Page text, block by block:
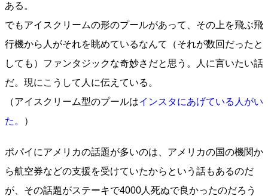
ある。
でもアイスクリームの形のプールがあって、その上を飛ぶ飛
行機から人がそれを眺めているなんて（それが数回だったと
しても）ファンタジックな奇妙さだと思う。人に言いたい話
だ。現にこうして人に伝えている。
（アイスクリーム型のプールはインスタにあげている人がい
た。
）
ポパイにアメリカの話題が多いのは、アメリカの国の機関か
ら航空券などの支援を受けていたからという話もあるのだ
が、その話題がステーキで4000人死ぬで良かったのだろう